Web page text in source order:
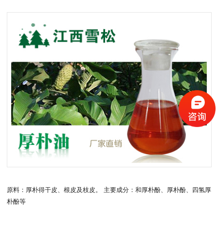
原料：厚朴得干皮、根皮及枝皮。 主要成分：和厚朴酚、厚朴酚、四氢厚
朴酚等